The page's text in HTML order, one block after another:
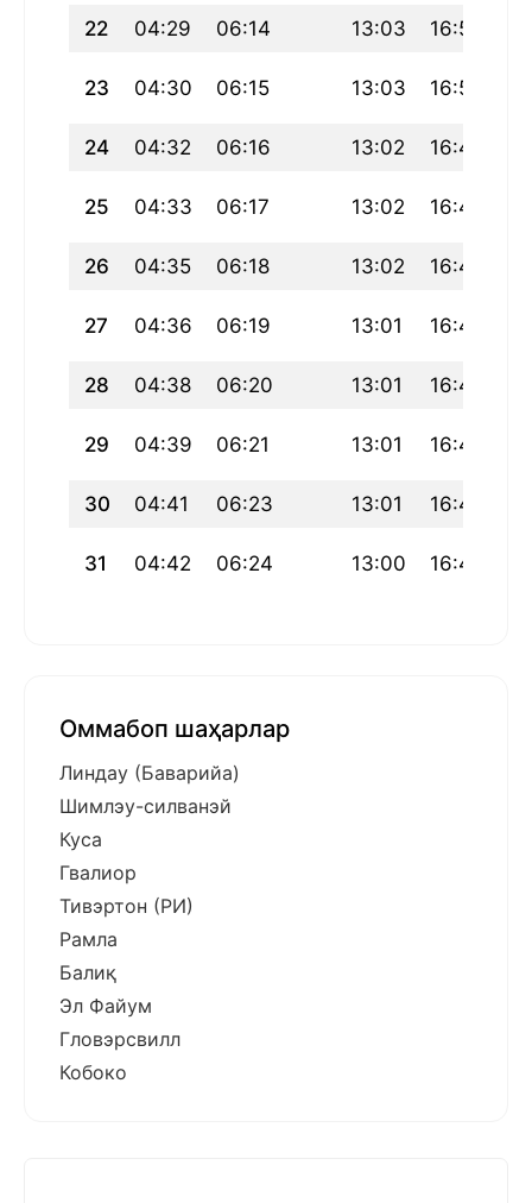
22 04:29 06:14 13:03 16:51
23 04:30 06:15 13:03 16:50
24 04:32 06:16 13:02 16:49
25 04:33 06:17 13:02 16:48
26 04:35 06:18 13:02 16:47
27 04:36 06:19 13:01 16:46
28 04:38 06:20 13:01 16:45
29 04:39 06:21 13:01 16:44
30 04:41 06:23 13:01 16:43
31 04:42 06:24 13:00 16:42
Оммабоп шаҳарлар
Линдау (Баварийа)
Шимлэу-силванэй
Куса
Гвалиор
Тивэртон (РИ)
Рамла
Балиқ
Эл Файум
Гловэрсвилл
Кобоко